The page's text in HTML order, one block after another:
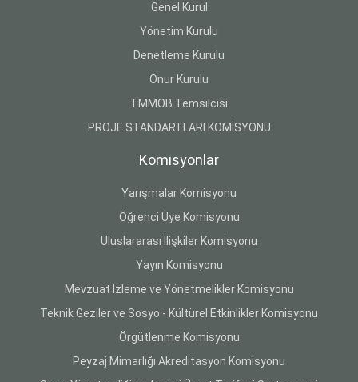
Genel Kurul
Yönetim Kurulu
Denetleme Kurulu
Onur Kurulu
TMMOB Temsilcisi
PROJE STANDARTLARI KOMİSYONU
Komisyonlar
Yarışmalar Komisyonu
Öğrenci Üye Komisyonu
Uluslararası İlişkiler Komisyonu
Yayın Komisyonu
Mevzuat İzleme ve Yönetmelikler Komisyonu
Teknik Geziler ve Sosyo - Kültürel Etkinlikler Komisyonu
Örgütlenme Komisyonu
Peyzaj Mimarlığı Akreditasyon Komisyonu